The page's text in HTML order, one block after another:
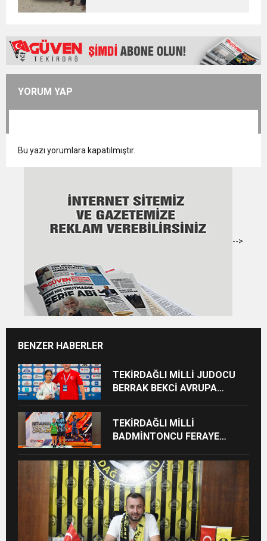
YORUM YAP
Bu yazı yorumlara kapatılmıştır.
-->
BENZER HABERLER
TEKİRDAĞLI MİLLİ JUDOCU
BERRAK BEKCİ AVRUPA
TEKİRDAĞLI MİLLİ
BADMİNTONCU FERAYE
GURURU